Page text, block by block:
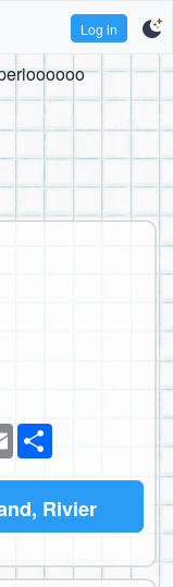
Log in
Email
Rivier